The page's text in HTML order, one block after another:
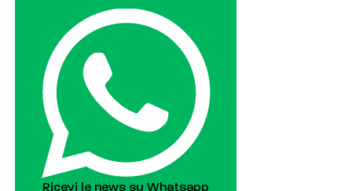
Ricevi le news su Whatsapp